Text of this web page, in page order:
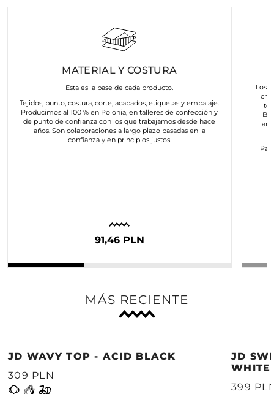
MATERIAL Y COSTURA
Esta es la base de cada producto.
Tejidos, punto, costura, corte, acabados, etiquetas y embalaje.
Producimos al 100 % en Polonia, en talleres de confección y
de punto de confianza con los que trabajamos desde hace
años. Son colaboraciones a largo plazo basadas en la
confianza y en principios justos.
91,46 PLN
Los
MÁS RECIENTE
JD WAVY TOP - ACID BLACK
309 PLN
JD
WHITE
399